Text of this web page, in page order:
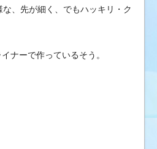
な、先が細く、でもハッキリ・ク
ナーで作っているそう。